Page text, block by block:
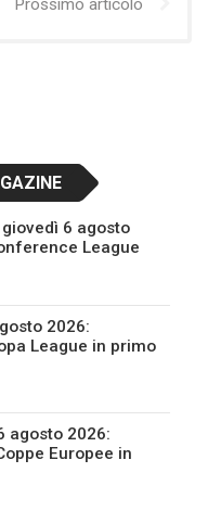
Prossimo articolo
6 agosto
League
2026:
League in primo
agosto 2026:
Europee in